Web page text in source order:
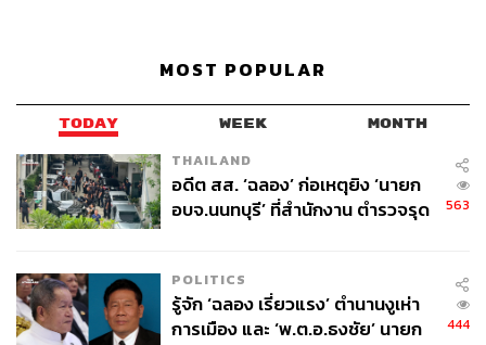
MOST POPULAR
TODAY WEEK MONTH
THAILAND
อดีต สส. ‘ฉลอง’ ก่อเหตุยิง ‘นายก
อบจ.นนทบุรี’ ที่สำนักงาน ตำรวจรุด
563
POLITICS
รู้จัก ‘ฉลอง เรี่ยวแรง’ ตำนานงูเห่า
การเมือง และ ‘พ.ต.อ.ธงชัย’ นายก
444